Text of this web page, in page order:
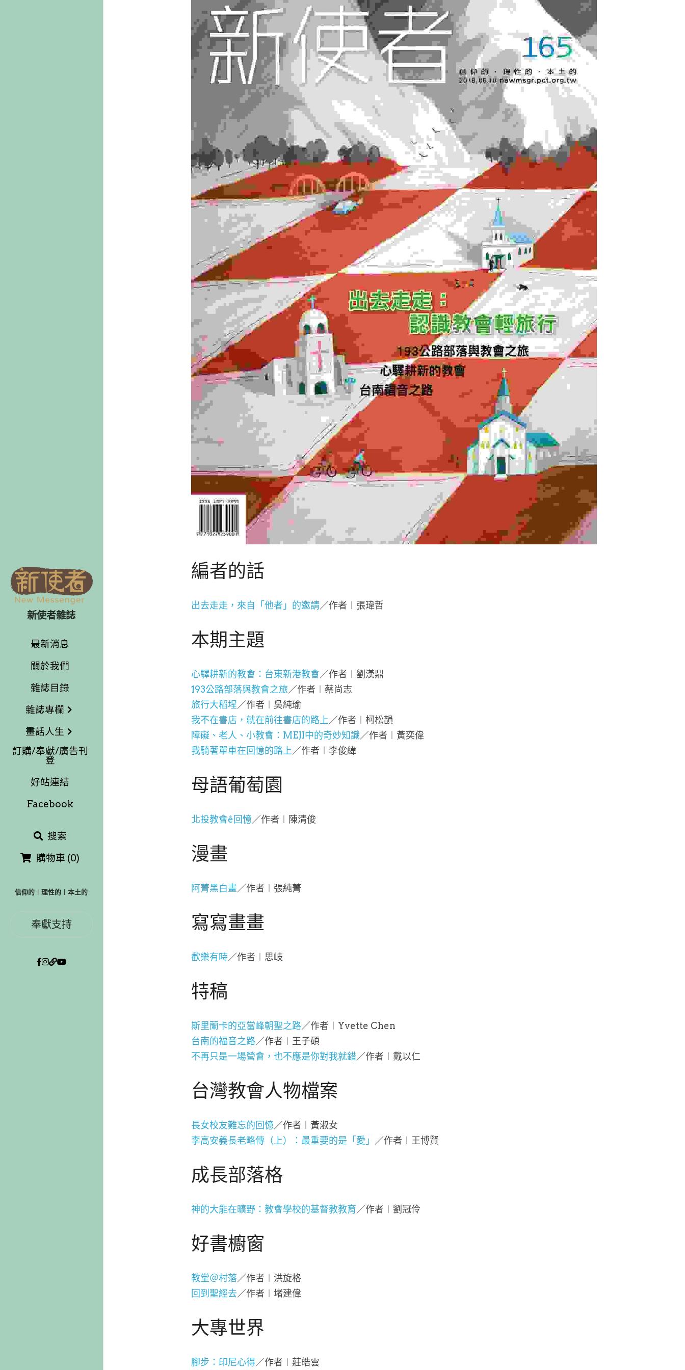
新使者雜誌
最新消息
關於我們
雜誌目錄
雜誌專欄
畫話人生
訂購/奉獻/廣告刊
登
好站連結
Facebook
搜索
購物車 (0)
信仰的︱理性的︱本土的
奉獻支持
編者的話
出去走走，來自「他者」的邀請／作者︱張瑋哲
本期主題
心驛耕新的教會：台東新港教會／作者︱劉漢鼎
193公路部落與教會之旅／作者︱蔡尚志
旅行大稻埕／作者︱吳純瑜
我不在書店，就在前往書店的路上 ／作者︱柯松韻
障礙、老人、小教會：MEJI中的奇妙知識／作者︱黃奕偉
我騎著單車在回憶的路上 ／作者︱李俊緯
母語葡萄園
北投教會ê回憶／作者︱陳清俊
漫畫
阿菁黑白畫／作者︱張純菁
寫寫畫畫
歡樂有時／作者︱思岐
特稿
斯里蘭卡的亞當峰朝聖之路／作者︱Yvette Chen
台南的福音之路／作者︱王子碩
不再只是一場營會，也不應是你對我就錯／作者︱戴以仁
台灣教會人物檔案
長女校友難忘的回憶／作者︱黃淑女
李高安義長老略傳（上）：最重要的是「愛」
／作者︱王博賢
成長部落格
神的大能在曠野：教會學校的基督教教育／作者︱劉冠伶
好書櫥窗
教堂＠村落／作者︱洪旋格
回到聖經去／作者︱堵建偉
大專世界
腳步：印尼心得／作者︱莊皓雲